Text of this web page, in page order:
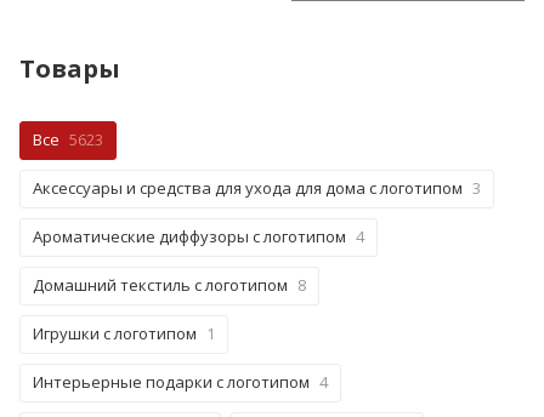
Товары
Все 5623
Аксессуары и средства для ухода для дома с логотипом 3
Ароматические диффузоры с логотипом 4
Домашний текстиль с логотипом 8
Игрушки с логотипом 1
Интерьерные подарки с логотипом 4